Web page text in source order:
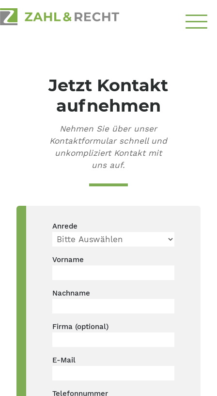
Schwerpunkte
Top-Themen
Jetzt Kontakt
aufnehmen
Nehmen Sie über unser
Kontaktformular schnell und
unkompliziert Kontakt mit
uns auf.
Anrede
Vorname
Nachname
Firma (optional)
E-Mail
Telefonnummer